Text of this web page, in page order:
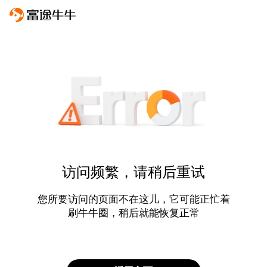
访问频繁，请稍后重试
您所要访问的页面不在这儿，它可能正忙着
刷牛牛圈，稍后就能恢复正常